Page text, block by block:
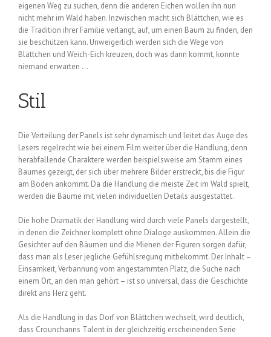
eigenen Weg zu suchen, denn die anderen Eichen wollen ihn nun
nicht mehr im Wald haben. Inzwischen macht sich Blättchen, wie es
die Tradition ihrer Familie verlangt, auf, um einen Baum zu finden, den
sie beschützen kann. Unweigerlich werden sich die Wege von
Blättchen und Weich-Eich kreuzen, doch was dann kommt, konnte
niemand erwarten …
Stil
Die Verteilung der Panels ist sehr dynamisch und leitet das Auge des
Lesers regelrecht wie bei einem Film weiter über die Handlung, denn
herabfallende Charaktere werden beispielsweise am Stamm eines
Baumes gezeigt, der sich über mehrere Bilder erstreckt, bis die Figur
am Boden ankommt. Da die Handlung die meiste Zeit im Wald spielt,
werden die Bäume mit vielen individuellen Details ausgestattet.
Die hohe Dramatik der Handlung wird durch viele Panels dargestellt,
in denen die Zeichner komplett ohne Dialoge auskommen. Allein die
Gesichter auf den Bäumen und die Mienen der Figuren sorgen dafür,
dass man als Leser jegliche Gefühlsregung mitbekommt. Der Inhalt –
Einsamkeit, Verbannung vom angestammten Platz, die Suche nach
einem Ort, an den man gehört – ist so universal, dass die Geschichte
direkt ans Herz geht.
Als die Handlung in das Dorf von Blättchen wechselt, wird deutlich,
dass Crounchanns Talent in der gleichzeitig erscheinenden Serie